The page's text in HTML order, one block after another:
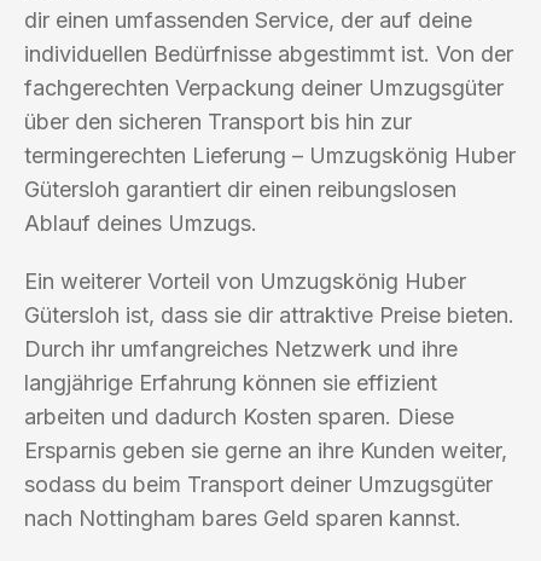
dir einen umfassenden Service, der auf deine
individuellen Bedürfnisse abgestimmt ist. Von der
fachgerechten Verpackung deiner Umzugsgüter
über den sicheren Transport bis hin zur
termingerechten Lieferung – Umzugskönig Huber
Gütersloh garantiert dir einen reibungslosen
Ablauf deines Umzugs.
Ein weiterer Vorteil von Umzugskönig Huber
Gütersloh ist, dass sie dir attraktive Preise bieten.
Durch ihr umfangreiches Netzwerk und ihre
langjährige Erfahrung können sie effizient
arbeiten und dadurch Kosten sparen. Diese
Ersparnis geben sie gerne an ihre Kunden weiter,
sodass du beim Transport deiner Umzugsgüter
nach Nottingham bares Geld sparen kannst.